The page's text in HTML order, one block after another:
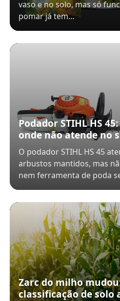
vaso e no solo, mas só
pomar já tem…
Podador STIHL HS
onde não atende no
O podador STIHL HS 45
arbustos mantidos, mas
nem ferramenta de poda
Zarc do milho
classificação de solo